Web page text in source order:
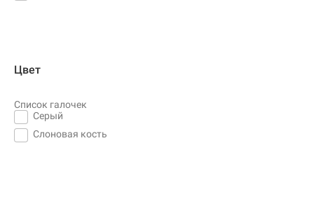
Цвет
Список галочек
Серый
Слоновая кость